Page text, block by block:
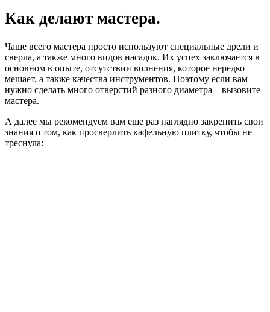
Как делают мастера.
Чаще всего мастера просто используют специальные дрели и
сверла, а также много видов насадок. Их успех заключается в
основном в опыте, отсутствии волнения, которое нередко
мешает, а также качества инструментов. Поэтому если вам
нужно сделать много отверстий разного диаметра – вызовите
мастера.
А далее мы рекомендуем вам еще раз наглядно закрепить свои
знания о том, как просверлить кафельную плитку, чтобы не
треснула: